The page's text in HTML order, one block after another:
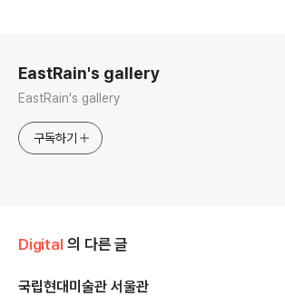
EastRain's gallery
EastRain's gallery
구독하기
Digital 의 다른 글
국립현대미술관 서울관